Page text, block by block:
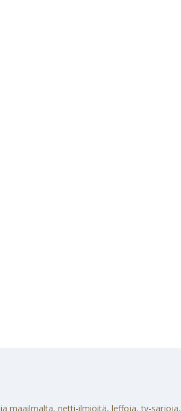
maailmalta, netti-ilmiöitä, leffoja, tv-sarjoja,